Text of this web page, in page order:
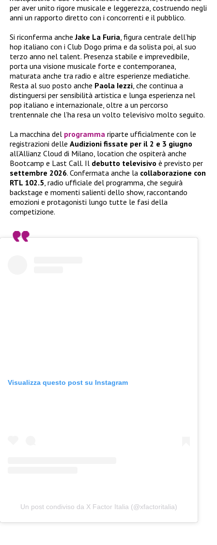
per aver unito rigore musicale e leggerezza, costruendo negli
anni un rapporto diretto con i concorrenti e il pubblico.
Si riconferma ancheJake La Furia, figura centrale dell’hip
hop italiano con i Club Dogo prima e da solista poi, al suo
terzo anno nel talent. Presenza stabile e imprevedibile,
porta una visione musicale forte e contemporanea,
maturata anche tra radio e altre esperienze mediatiche.
Resta al suo posto anche Paola Iezzi, che continua a
distinguersi per sensibilità artistica e lunga esperienza nel
pop italiano e internazionale, oltre a un percorso
trentennale che l’ha resa un volto televisivo molto seguito.
La macchina del programma riparte ufficialmente con le
registrazioni delle Audizioni fissate per il 2 e 3 giugno
all’Allianz Cloud di Milano, location che ospiterà anche
Bootcamp e Last Call. Il debutto televisivo è previsto per
settembre 2026. Confermata anche la collaborazione con
RTL 102.5, radio ufficiale del programma, che seguirà
backstage e momenti salienti dello show, raccontando
emozioni e protagonisti lungo tutte le fasi della
competizione.
Visualizza questo post su Instagram
Un post condiviso da X Factor Italia (@xfactoritalia)